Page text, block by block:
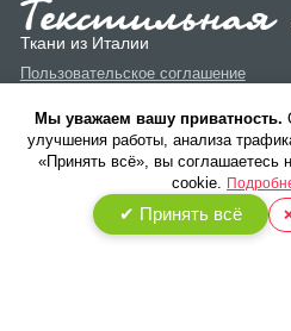
Ткани из Италии
Пользовательское соглашение
Политика конфиденциальности
Мы уважаем вашу приватность.
улучшения работы, анализа
«Принять всё», вы соглашаетесь
cookie.
✔ Принять всё